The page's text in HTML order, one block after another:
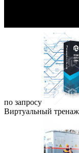
по запросу
Виртуальный